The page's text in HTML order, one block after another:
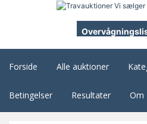
Forside Alle auktioner
Betingelser Resultater Om